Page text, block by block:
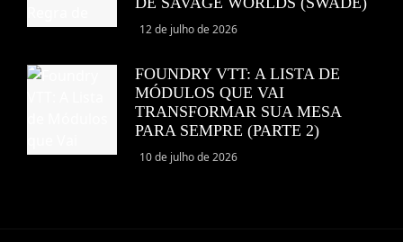
12 de julho de 2026
FOUNDRY VTT: A LISTA DE
MÓDULOS QUE VAI
TRANSFORMAR SUA MESA
PARA SEMPRE (PARTE 2)
10 de julho de 2026